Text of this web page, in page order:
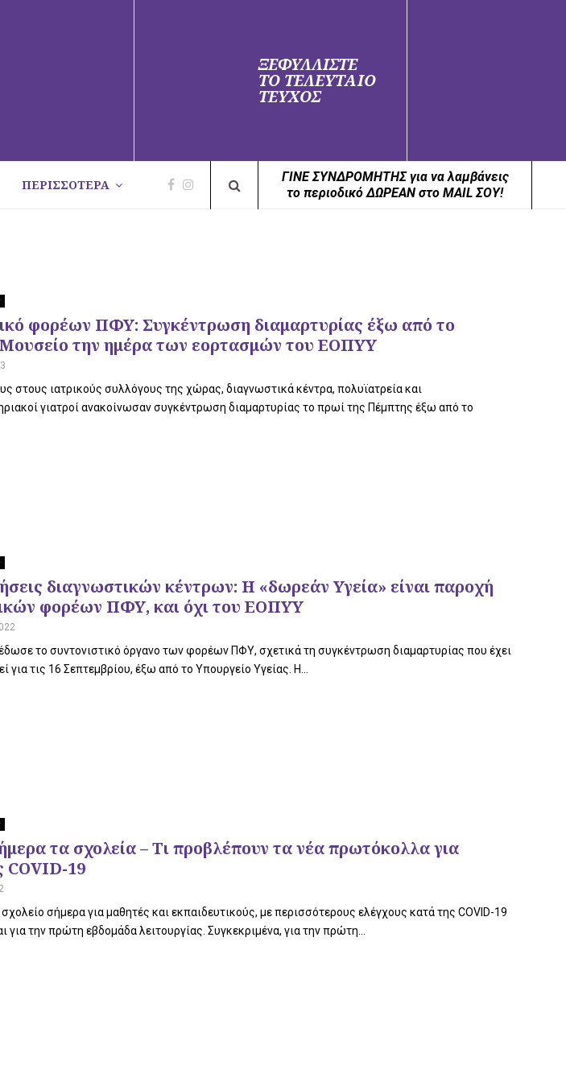
ΞΕΦΥΛΛΙΣΤΕ
ΤΟ ΤΕΛΕΥΤΑΙΟ
ΤΕΥΧΟΣ
ΠΕΡΙΣΣΟΤΕΡΑ
ΓΙΝΕ ΣΥΝΔΡΟΜΗΤΗΣ για να λαμβάνεις
το περιοδικό ΔΩΡΕΑΝ στο MAIL ΣΟΥ!
φορέων ΠΦΥ: Συγκέντρωση διαμαρτυρίας έξω από το
την ημέρα των εορτασμών του ΕΟΠΥΥ
στους ιατρικούς συλλόγους της χώρας, διαγνωστικά κέντρα, πολυϊατρεία και
γιατροί ανακοίνωσαν συγκέντρωση διαμαρτυρίας το πρωί της Πέμπτης έξω από το
διαγνωστικών κέντρων: Η «δωρεάν Υγεία» είναι παροχή
φορέων ΠΦΥ, και όχι του ΕΟΠΥΥ
το συντονιστικό όργανο των φορέων ΠΦΥ, σχετικά τη συγκέντρωση διαμαρτυρίας που έχει
για τις 16 Σεπτεμβρίου, έξω από το Υπουργείο Υγείας. Η...
τα σχολεία – Τι προβλέπουν τα νέα πρωτόκολλα για
COVID-19
σήμερα για μαθητές και εκπαιδευτικούς, με περισσότερους ελέγχους κατά της COVID-19
για την πρώτη εβδομάδα λειτουργίας. Συγκεκριμένα, για την πρώτη...